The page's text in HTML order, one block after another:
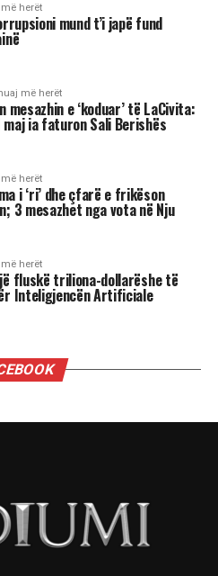
herët
mund t’i japë fund
më herët
mesazhin e ‘koduar’ të LaCivita:
maj ia faturon Sali Berishës
herët
i ‘ri’ dhe çfarë e frikëson
3 mesazhet nga vota në Nju
herët
fluskë triliona-dollarëshe të
Inteligjencën Artificiale